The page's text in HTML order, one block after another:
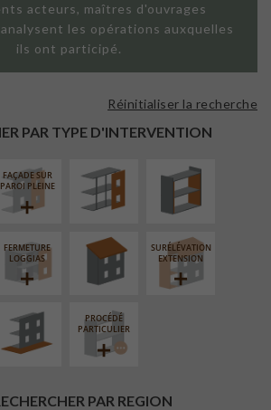
acteurs, maîtres d'ouvrages
les opérations auxquelles
ils ont participé.
PAR TYPE D'INTERVENTION
Réinitialiser la recherche
FAÇADE SUR
PAROI PLEINE
FAÇADE SUR
LINÉAIRE
ISOLATION
INTÉRIEURE
FERMETURE
LOGGIAS
RÉFECTION DES
TOITURES
SURÉLÉVATION
EXTENSION
AMÉNAGEMENT
EXTÉRIEUR
PROCÉDÉ
PARTICULIER
PAR REGION